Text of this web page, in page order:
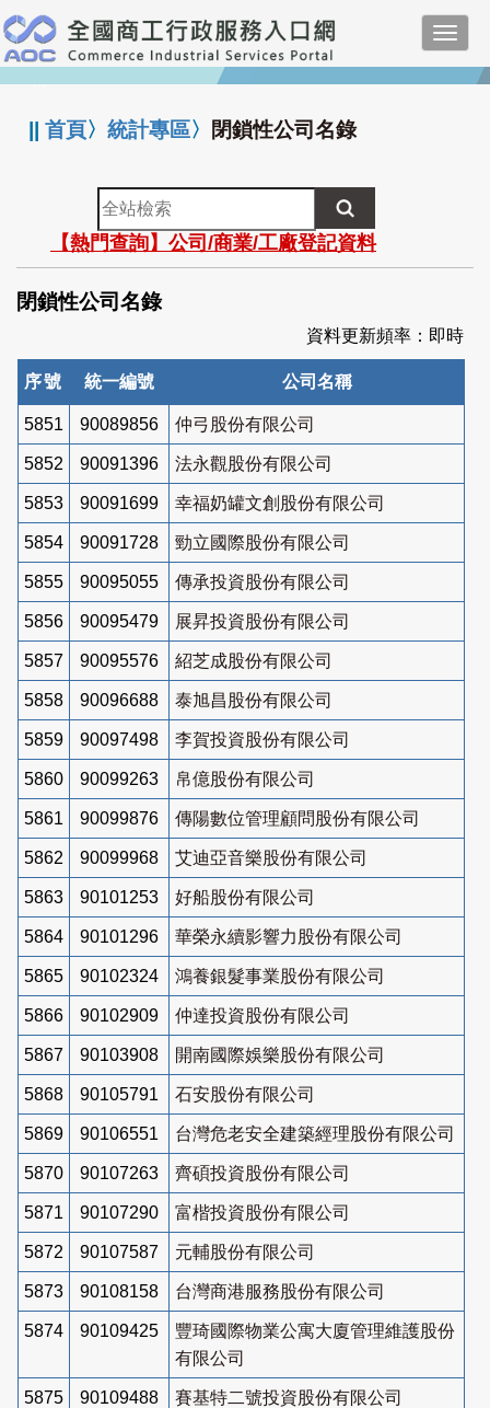
跳
到
主
要
:::
||首頁〉統計專區〉 閉鎖性公司名錄
全
站
檢
索
【熱門查詢】公司/商業/工廠登記資料
閉鎖性公司名錄
資料更新頻率：即時
序號 統一編號 公司名稱
5851 90089856 仲弓股份有限公司
5852 90091396 法永觀股份有限公司
5853 90091699 幸福奶罐文創股份有限公司
5854 90091728 勁立國際股份有限公司
5855 90095055 傳承投資股份有限公司
5856 90095479 展昇投資股份有限公司
5857 90095576 紹芝成股份有限公司
5858 90096688 泰旭昌股份有限公司
5859 90097498 李賀投資股份有限公司
5860 90099263 帛億股份有限公司
5861 90099876 傳陽數位管理顧問股份有限公司
5862 90099968 艾迪亞音樂股份有限公司
5863 90101253 好船股份有限公司
5864 90101296 華榮永續影響力股份有限公司
5865 90102324 鴻養銀髮事業股份有限公司
5866 90102909 仲達投資股份有限公司
5867 90103908 開南國際娛樂股份有限公司
5868 90105791 石安股份有限公司
5869 90106551 台灣危老安全建築經理股份有限公司
5870 90107263 齊碩投資股份有限公司
5871 90107290 富楷投資股份有限公司
5872 90107587 元輔股份有限公司
5873 90108158 台灣商港服務股份有限公司
5874 90109425
豐琦國際物業公寓大廈管理維護股份
有限公司
5875 90109488 賽基特二號投資股份有限公司